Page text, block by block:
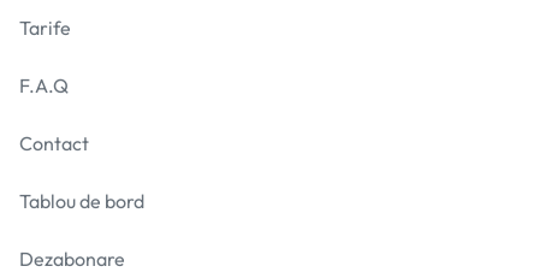
Tarife
F.A.Q
Contact
Tablou de bord
Dezabonare